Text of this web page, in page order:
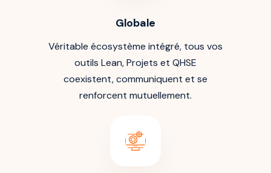
Globale
Véritable écosystème intégré, tous vos
outils Lean, Projets et QHSE
coexistent, communiquent et se
renforcent mutuellement.